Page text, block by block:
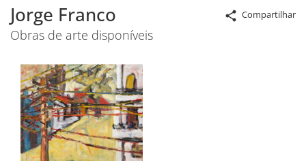
Compartilhar
Jorge Franco
Obras de arte disponíveis